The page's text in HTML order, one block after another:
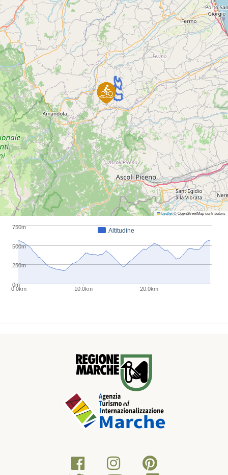
Leaflet© OpenStreetMap contributors
Altitudine
0.0km 10.0km 20.0km
0m
250m
500m
750m